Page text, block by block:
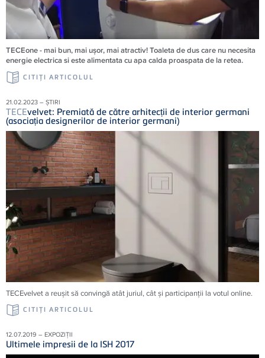
TECEone - mai bun, mai ușor, mai atractiv! Toaleta de dus care nu necesita
energie electrica si este alimentata cu apa calda proaspata de la retea.
CITIŢI ARTICOLUL
21.02.2023 – ȘTIRI
TECEvelvet: Premiată de către arhitecții de interior germani
(asociația designerilor de interior germani)
TECEvelvet a reușit să convingă atât juriul, cât și participanții la votul online.
CITIŢI ARTICOLUL
12.07.2019 – EXPOZIȚII
Ultimele impresii de la ISH 2017